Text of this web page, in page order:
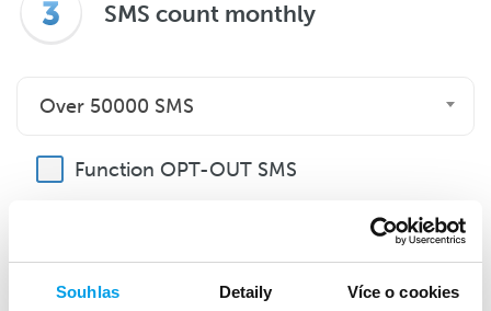
Souhlas Detaily Více o cookies
SMS count monthly
Over 50000 SMS
Function OPT-OUT SMS